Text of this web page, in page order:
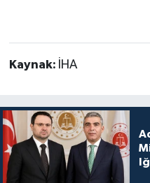
Kaynak: İHA